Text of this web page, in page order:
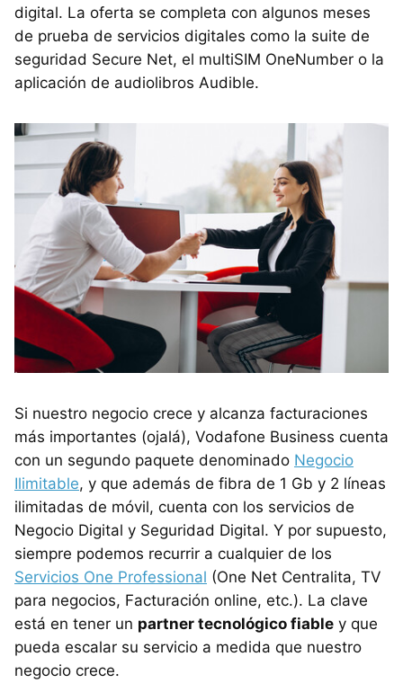
digital. La oferta se completa con algunos meses
de prueba de servicios digitales como la suite de
seguridad Secure Net, el multiSIM OneNumber o la
aplicación de audiolibros Audible.
Si nuestro negocio crece y alcanza facturaciones
más importantes (ojalá), Vodafone Business cuenta
con un segundo paquete denominado Negocio
Ilimitable, y que además de fibra de 1 Gb y 2 líneas
ilimitadas de móvil, cuenta con los servicios de
Negocio Digital y Seguridad Digital. Y por supuesto,
siempre podemos recurrir a cualquier de los
Servicios One Professional (One Net Centralita, TV
para negocios, Facturación online, etc.). La clave
está en tener un partner tecnológico fiable y que
pueda escalar su servicio a medida que nuestro
negocio crece.